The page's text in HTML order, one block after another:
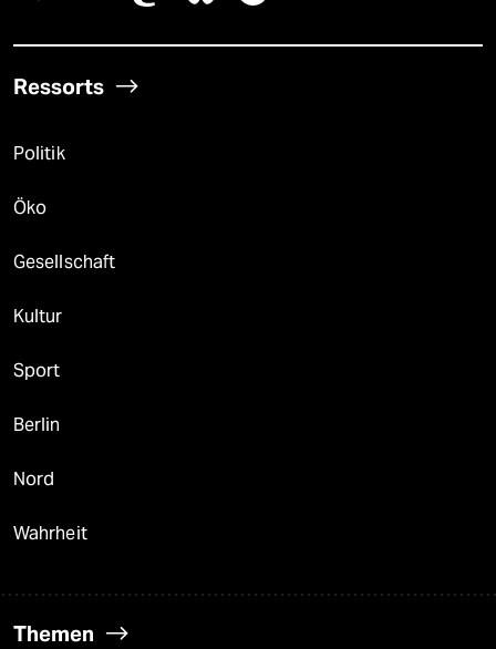
Ressorts
Politik
Öko
Gesellschaft
Kultur
Sport
Berlin
Nord
Wahrheit
Themen